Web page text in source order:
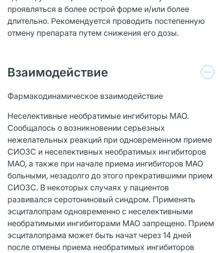
проявляться в более острой форме и/или более
длительно. Рекомендуется проводить постепенную
отмену препарата путем снижения его дозы.
Взаимодействие
Фармакодинамическое взаимодействие
Неселективные необратимые ингибиторы МАО.
Сообщалось о возникновении серьезных
нежелательных реакций при одновременном приеме
СИОЗС и неселективных необратимых ингибиторов
МАО, а также при начале приема ингибиторов МАО
больными, незадолго до этого прекратившими прием
СИОЗС. В некоторых случаях у пациентов
развивался серотониновый синдром. Применять
эсциталопрам одновременно с неселективными
необратимыми ингибиторами МАО запрещено. Прием
эсциталопрама может быть начат через 14 дней
после отмены приема необратимых ингибиторов